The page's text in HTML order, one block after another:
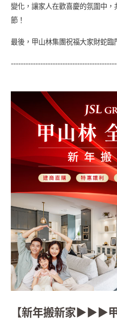
變化，讓家人在歡喜慶的氛圍中
節！
最後，甲山林集團祝福大家財蛇臨
【新年搬新家▶▶▶